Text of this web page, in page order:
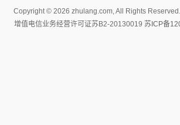
Copyright © 2026 zhulang.com, All Rights
增值电信业务经营许可证苏B2-20130019 苏ICP备